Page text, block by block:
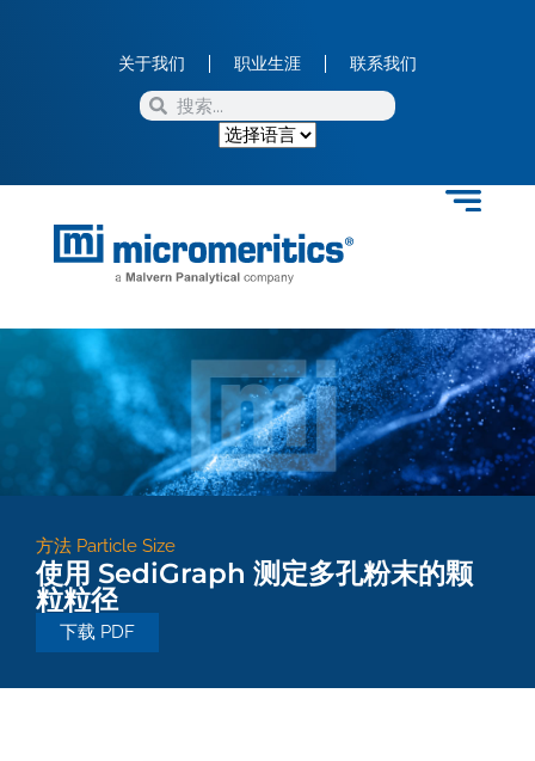
关于我们 职业生涯 联系我们
方法 Particle Size
使用 SediGraph 测定多孔粉末的颗
粒粒径
下载 PDF